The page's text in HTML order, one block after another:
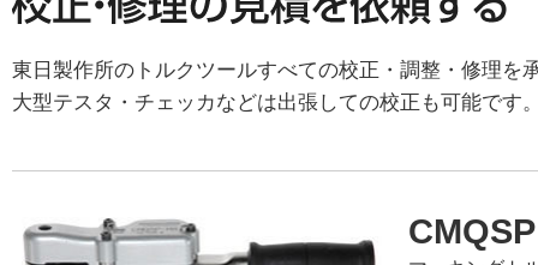
東日製作所のトルクツールすべての校正・調整・修理を
大型テスタ・チェッカなどは出張しての校正も可能です
CMQSP